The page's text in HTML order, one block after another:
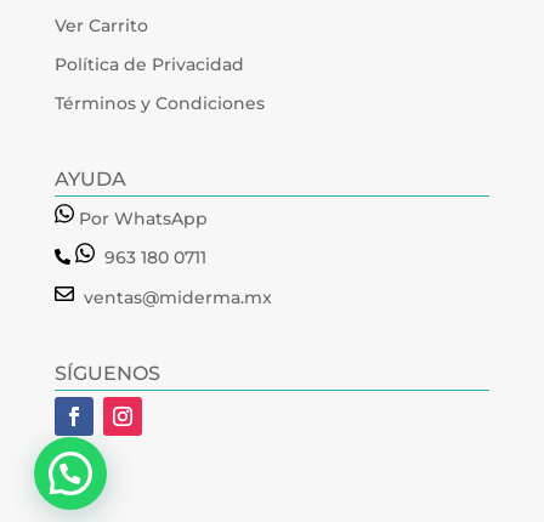
Ver Carrito
Política de Privacidad
Términos y Condiciones
AYUDA
Por WhatsApp
963 180 0711
ventas@miderma.mx
SÍGUENOS